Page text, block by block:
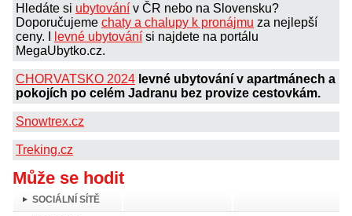
Hledáte si ubytování v ČR nebo na Slovensku?
Doporučujeme chaty a chalupy k pronájmu za nejlepší
ceny. I
levné ubytování si najdete na portálu
MegaUbytko.cz.
CHORVATSKO 2024 levné ubytování v apartmánech a
pokojích po celém Jadranu bez provize cestovkám.
Snowtrex.cz
Treking.cz
Může se hodit
SOCIÁLNÍ SÍTĚ